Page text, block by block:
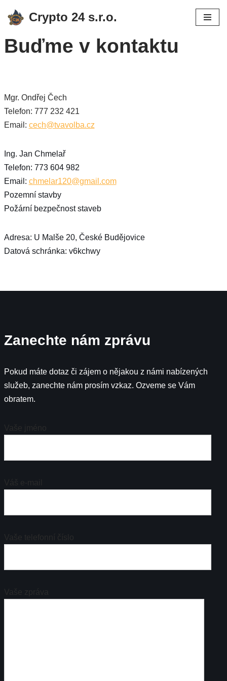
Přeskočit
na
obsah
Crypto 24 s.r.o.
Buďme v kontaktu
Mgr. Ondřej Čech
Telefon: 777 232 421
Email: cech@tvavolba.cz
Ing. Jan Chmelař
Telefon: 773 604 982
Email: chmelar120@gmail.com
Pozemní stavby
Požární bezpečnost staveb
Adresa: U Malše 20, České Budějovice
Datová schránka: v6kchwy
Zanechte nám zprávu
Pokud máte dotaz či zájem o nějakou z námi nabízených
služeb, zanechte nám prosím vzkaz. Ozveme se Vám
obratem.
Vaše jméno
Váš e-mail
Vaše telefonní číslo
Vaše zpráva